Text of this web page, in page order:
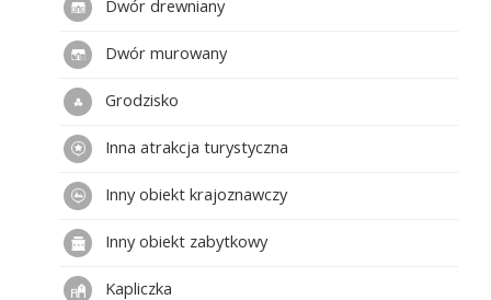
folklorystycznej, której głównym tematem jest
właśnie garncarstwo. Spotkasz tu rzemieślników
nie tylko z regionu świętokrzyskiego, ale i z całej
Polski. To także doskonała okazja, by zakupić
wyroby z gliny wykonane przez najlepszych
twórców ludowych.
Dwór drewniany
Dwór murowany
Grodzisko
Inna atrakcja turystyczna
Inny obiekt krajoznawczy
Inny obiekt zabytkowy
Kapliczka